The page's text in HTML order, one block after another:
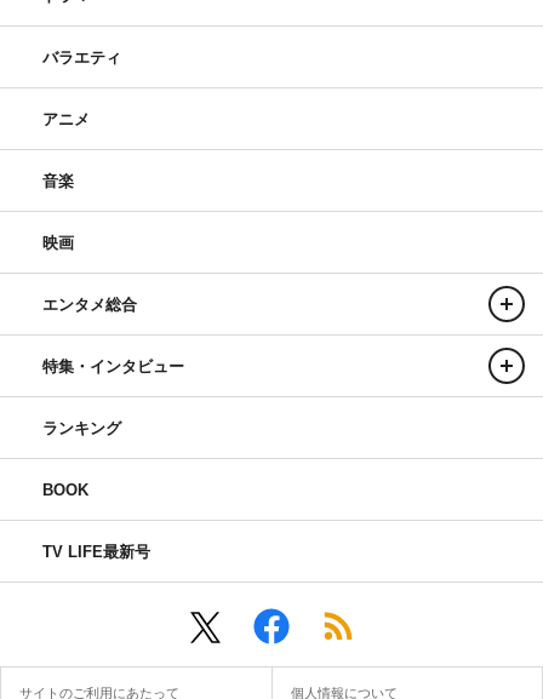
バラエティ
アニメ
音楽
映画
エンタメ総合
特集・インタビュー
ランキング
BOOK
TV LIFE最新号
サイトのご利用にあたって 個人情報について